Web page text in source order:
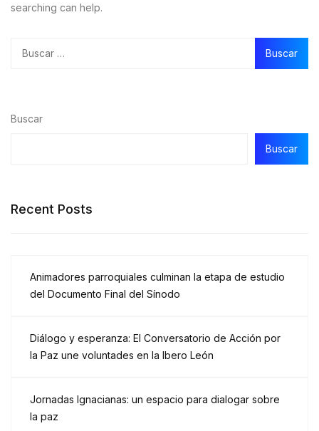
searching can help.
Buscar
Buscar
Recent Posts
Animadores parroquiales culminan la etapa de estudio
del Documento Final del Sínodo
Diálogo y esperanza: El Conversatorio de Acción por
la Paz une voluntades en la Ibero León
Jornadas Ignacianas: un espacio para dialogar sobre
la paz